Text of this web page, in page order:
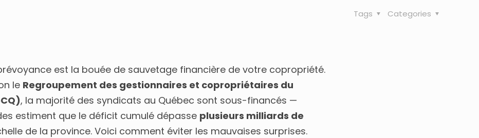
Categories
Tags
est la bouée de sauvetage financière de votre copropriété.
le Regroupement des gestionnaires et copropriétaires du
, la majorité des syndicats au Québec sont sous-financés —
estiment que le déficit cumulé dépasse plusieurs milliards de
de la province. Voici comment éviter les mauvaises surprises.